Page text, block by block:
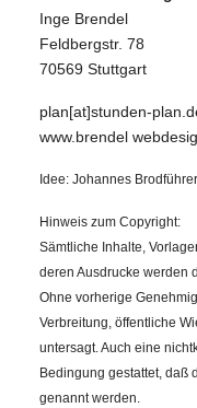
Inge Brendel
Feldbergstr. 78
70569 Stuttgart
plan[at]stunden-
www.brendel
Idee: Johannes Brodführer
Hinweis zum Copyright:
Sämtliche Inhalte,
deren Ausdrucke werden
Ohne vorherige
Verbreitung, öffentliche
untersagt. Auch eine
Bedingung gestattet, daß
genannt werden.